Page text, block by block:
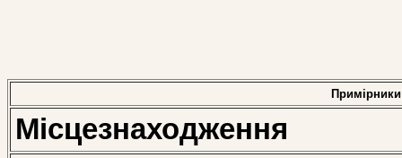
Примірники
Місцезнаходження